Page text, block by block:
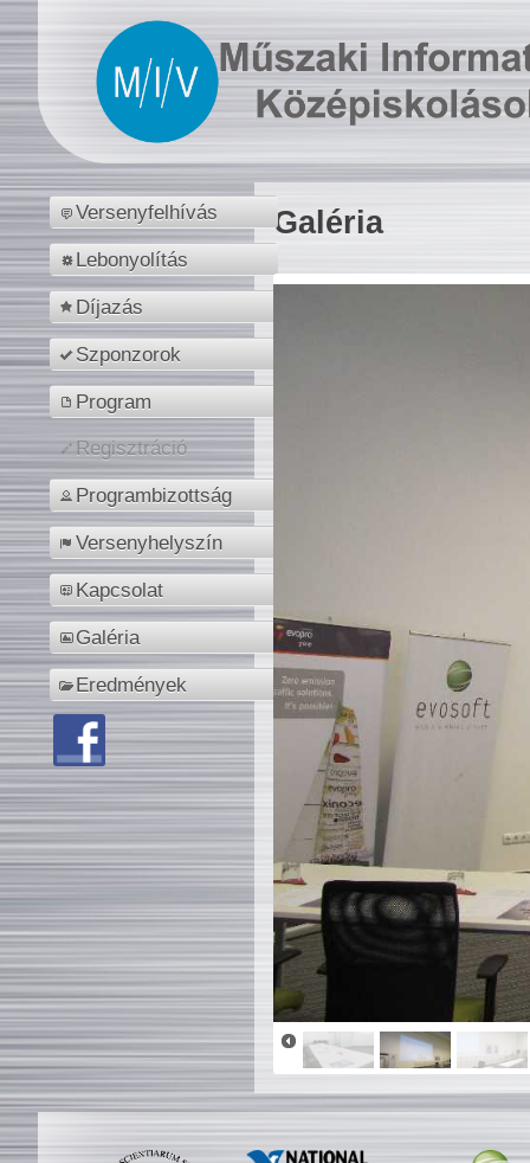
Versenyfelhívás
Lebonyolítás
Díjazás
Szponzorok
Program
Regisztráció
Programbizottság
Versenyhelyszín
Kapcsolat
Galéria
Eredmények
Galéria